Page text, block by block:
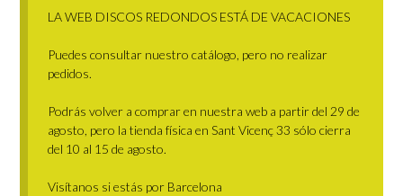
LA WEB DISCOS REDONDOS ESTÁ DE VACACIONES
Puedes consultar nuestro catálogo, pero no realizar
pedidos.
Podrás volver a comprar en nuestra web a partir del 29 de
agosto, pero la tienda física en Sant Vicenç 33 sólo cierra
del 10 al 15 de agosto.
Visítanos si estás por Barcelona